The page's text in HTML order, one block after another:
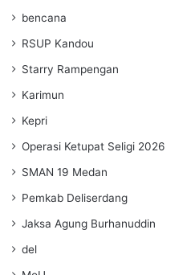
bencana
RSUP Kandou
Starry Rampengan
Karimun
Kepri
Operasi Ketupat Seligi 2026
SMAN 19 Medan
Pemkab Deliserdang
Jaksa Agung Burhanuddin
del